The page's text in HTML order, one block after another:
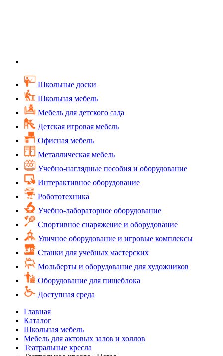
Школьные доски
Школьная мебель
Мебель для детского сада
Детская игровая мебель
Офисная мебель
Металлическая мебель
Учебно-наглядные пособия и оборудование
Интерактивное оборудование
Робототехника
Учебно-лабораторное оборудование
Спортивное снаряжение и оборудование
Уличное оборудование и игровые комплексы
Cтанки для учебных мастерских
Мольберты и оборудование для художников
Оборудование для пищеблока
Доступная среда
Главная
Каталог
Школьная мебель
Мебель для актовых залов и холлов
Театральные кресла